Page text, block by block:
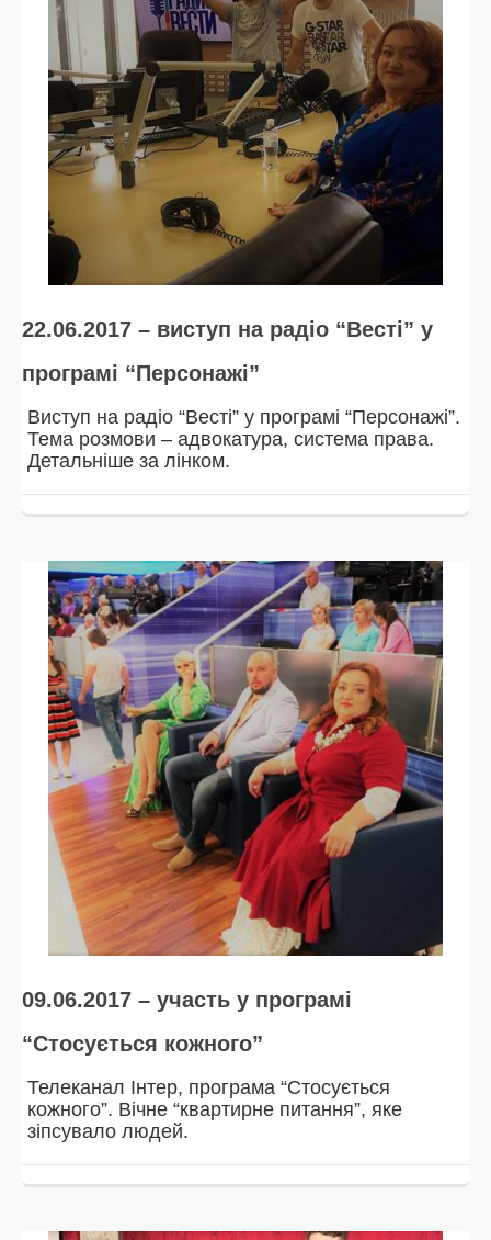
22.06.2017 – виступ на радіо “Весті” у
програмі “Персонажі”
Виступ на радіо “Весті” у програмі “Персонажі”.
Тема розмови – адвокатура, система права.
Детальніше за лінком.
09.06.2017 – участь у програмі
“Стосується кожного”
Телеканал Інтер, програма “Стосується
кожного”. Вічне “квартирне питання”, яке
зіпсувало людей.